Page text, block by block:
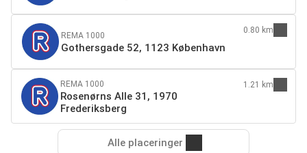
REMA 1000
Gothersgade 52, 1123 København
0.80 km
REMA 1000
Rosenørns Alle 31, 1970
Frederiksberg
1.21 km
Alle placeringer